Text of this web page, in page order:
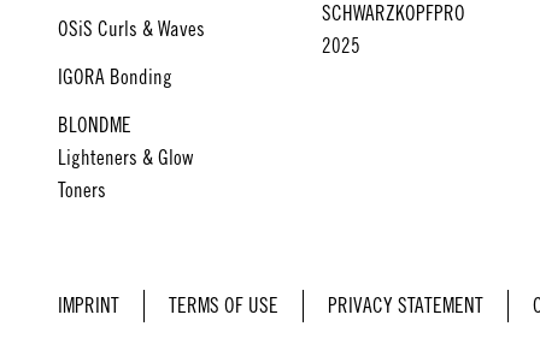
OSiS Curls & Waves
IGORA Bonding
BLONDME
Lighteners & Glow
Toners
SCHWARZKOPFPRO
2025
IMPRINT TERMS OF USE PRIVACY STATEMENT